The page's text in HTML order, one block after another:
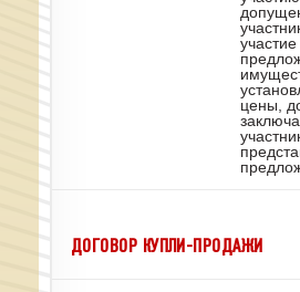
цены,
ДОГОВОР КУПЛИ-ПРОДАЖИ